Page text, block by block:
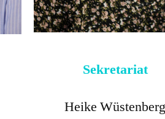
Sekretariat
Heike Wüstenberg